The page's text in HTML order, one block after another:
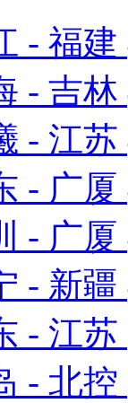
- 福建
- 吉林
- 江苏
- 广厦
- 广厦
- 新疆
- 江苏
- 北控